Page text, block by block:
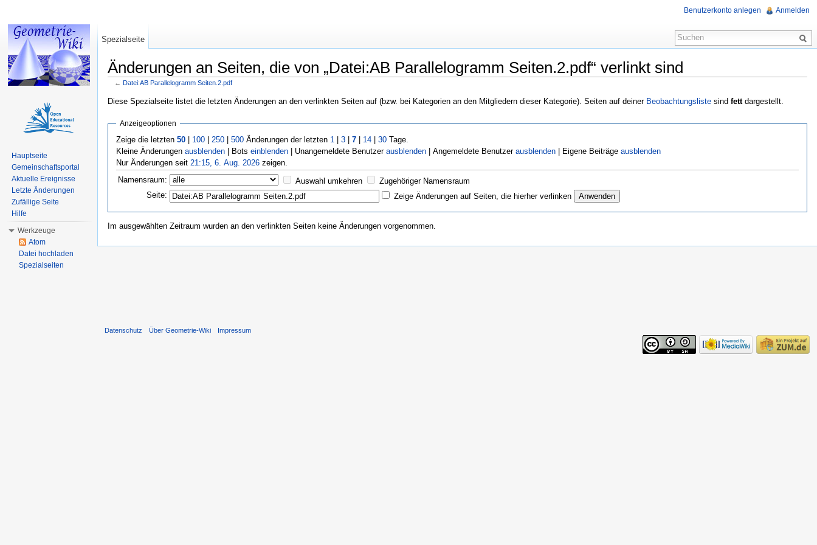
Änderungen an Seiten, die von „Datei:AB Parallelogramm Seiten.2.pdf“ verlinkt sind
← Datei:AB Parallelogramm Seiten.2.pdf
Diese Spezialseite listet die letzten Änderungen an den verlinkten Seiten auf (bzw. bei Kategorien an den Mitgliedern dieser Kategorie). Seiten auf deiner Beobachtungsliste sind fettdargestellt.
Anzeigeoptionen
Zeige die letzten 50| 100| 250| 500Änderungen der letzten 1 | 3| 7| 14| 30Tage.
Kleine Änderungen ausblenden| Bots einblenden| Unangemeldete Benutzer ausblenden| Angemeldete Benutzer ausblenden| Eigene Beiträge ausblenden
Nur Änderungen seit 21:15, 6. Aug. 2026zeigen.
Namensraum:
Auswahl umkehren
Zugehöriger Namensraum
Seite:
Zeige Änderungen auf Seiten, die hierher verlinken
Im ausgewählten Zeitraum wurden an den verlinkten Seiten keine Änderungen vorgenommen.
Benutzerkonto anlegen Anmelden
Spezialseite
Hauptseite
Gemeinschaftsportal
Aktuelle Ereignisse
Letzte Änderungen
Zufällige Seite
Hilfe
Werkzeuge
Atom
Datei hochladen
Spezialseiten
Datenschutz Über Geometrie-Wiki Impressum